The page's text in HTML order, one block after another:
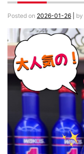
Posted on 2026-01-26 by